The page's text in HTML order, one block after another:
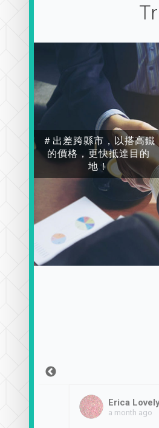
＃出差跨縣市，以搭高鐵
的價格，更快抵達目的
地！
Erica
a month ago